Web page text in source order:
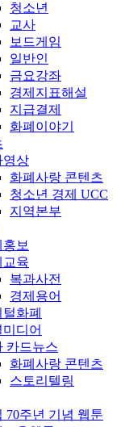
청소년
교사
보드게임
일반인
금요강좌
경제지표해설
지급결제
화폐이야기
영상
화폐사랑 콘텐츠
청소년 경제 UCC
지역본부
보
교육
복과사전
경제용어
화폐
미디어
카드뉴스
화폐사랑 콘텐츠
스토리텔링
70주년 기념 웹툰